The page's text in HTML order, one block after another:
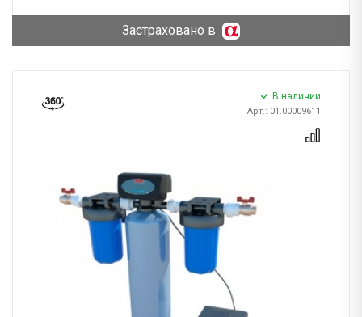
Застраховано в
В наличии
Арт.: 01.00009611